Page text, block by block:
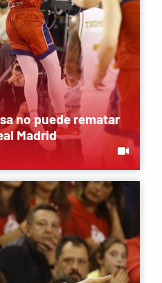
no puede rematar
Madrid